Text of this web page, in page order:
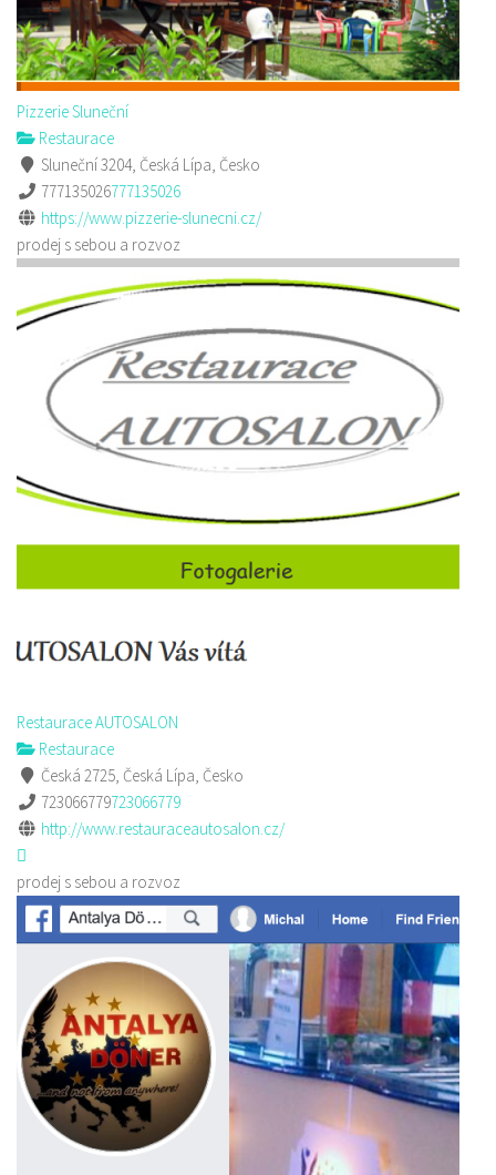
Pizzerie Sluneční
Restaurace
Sluneční 3204, Česká Lípa, Česko
777135026777135026
https://www.pizzerie-slunecni.cz/
prodej s sebou a rozvoz
Restaurace AUTOSALON
Restaurace
Česká 2725, Česká Lípa, Česko
723066779723066779
http://www.restauraceautosalon.cz/
prodej s sebou a rozvoz